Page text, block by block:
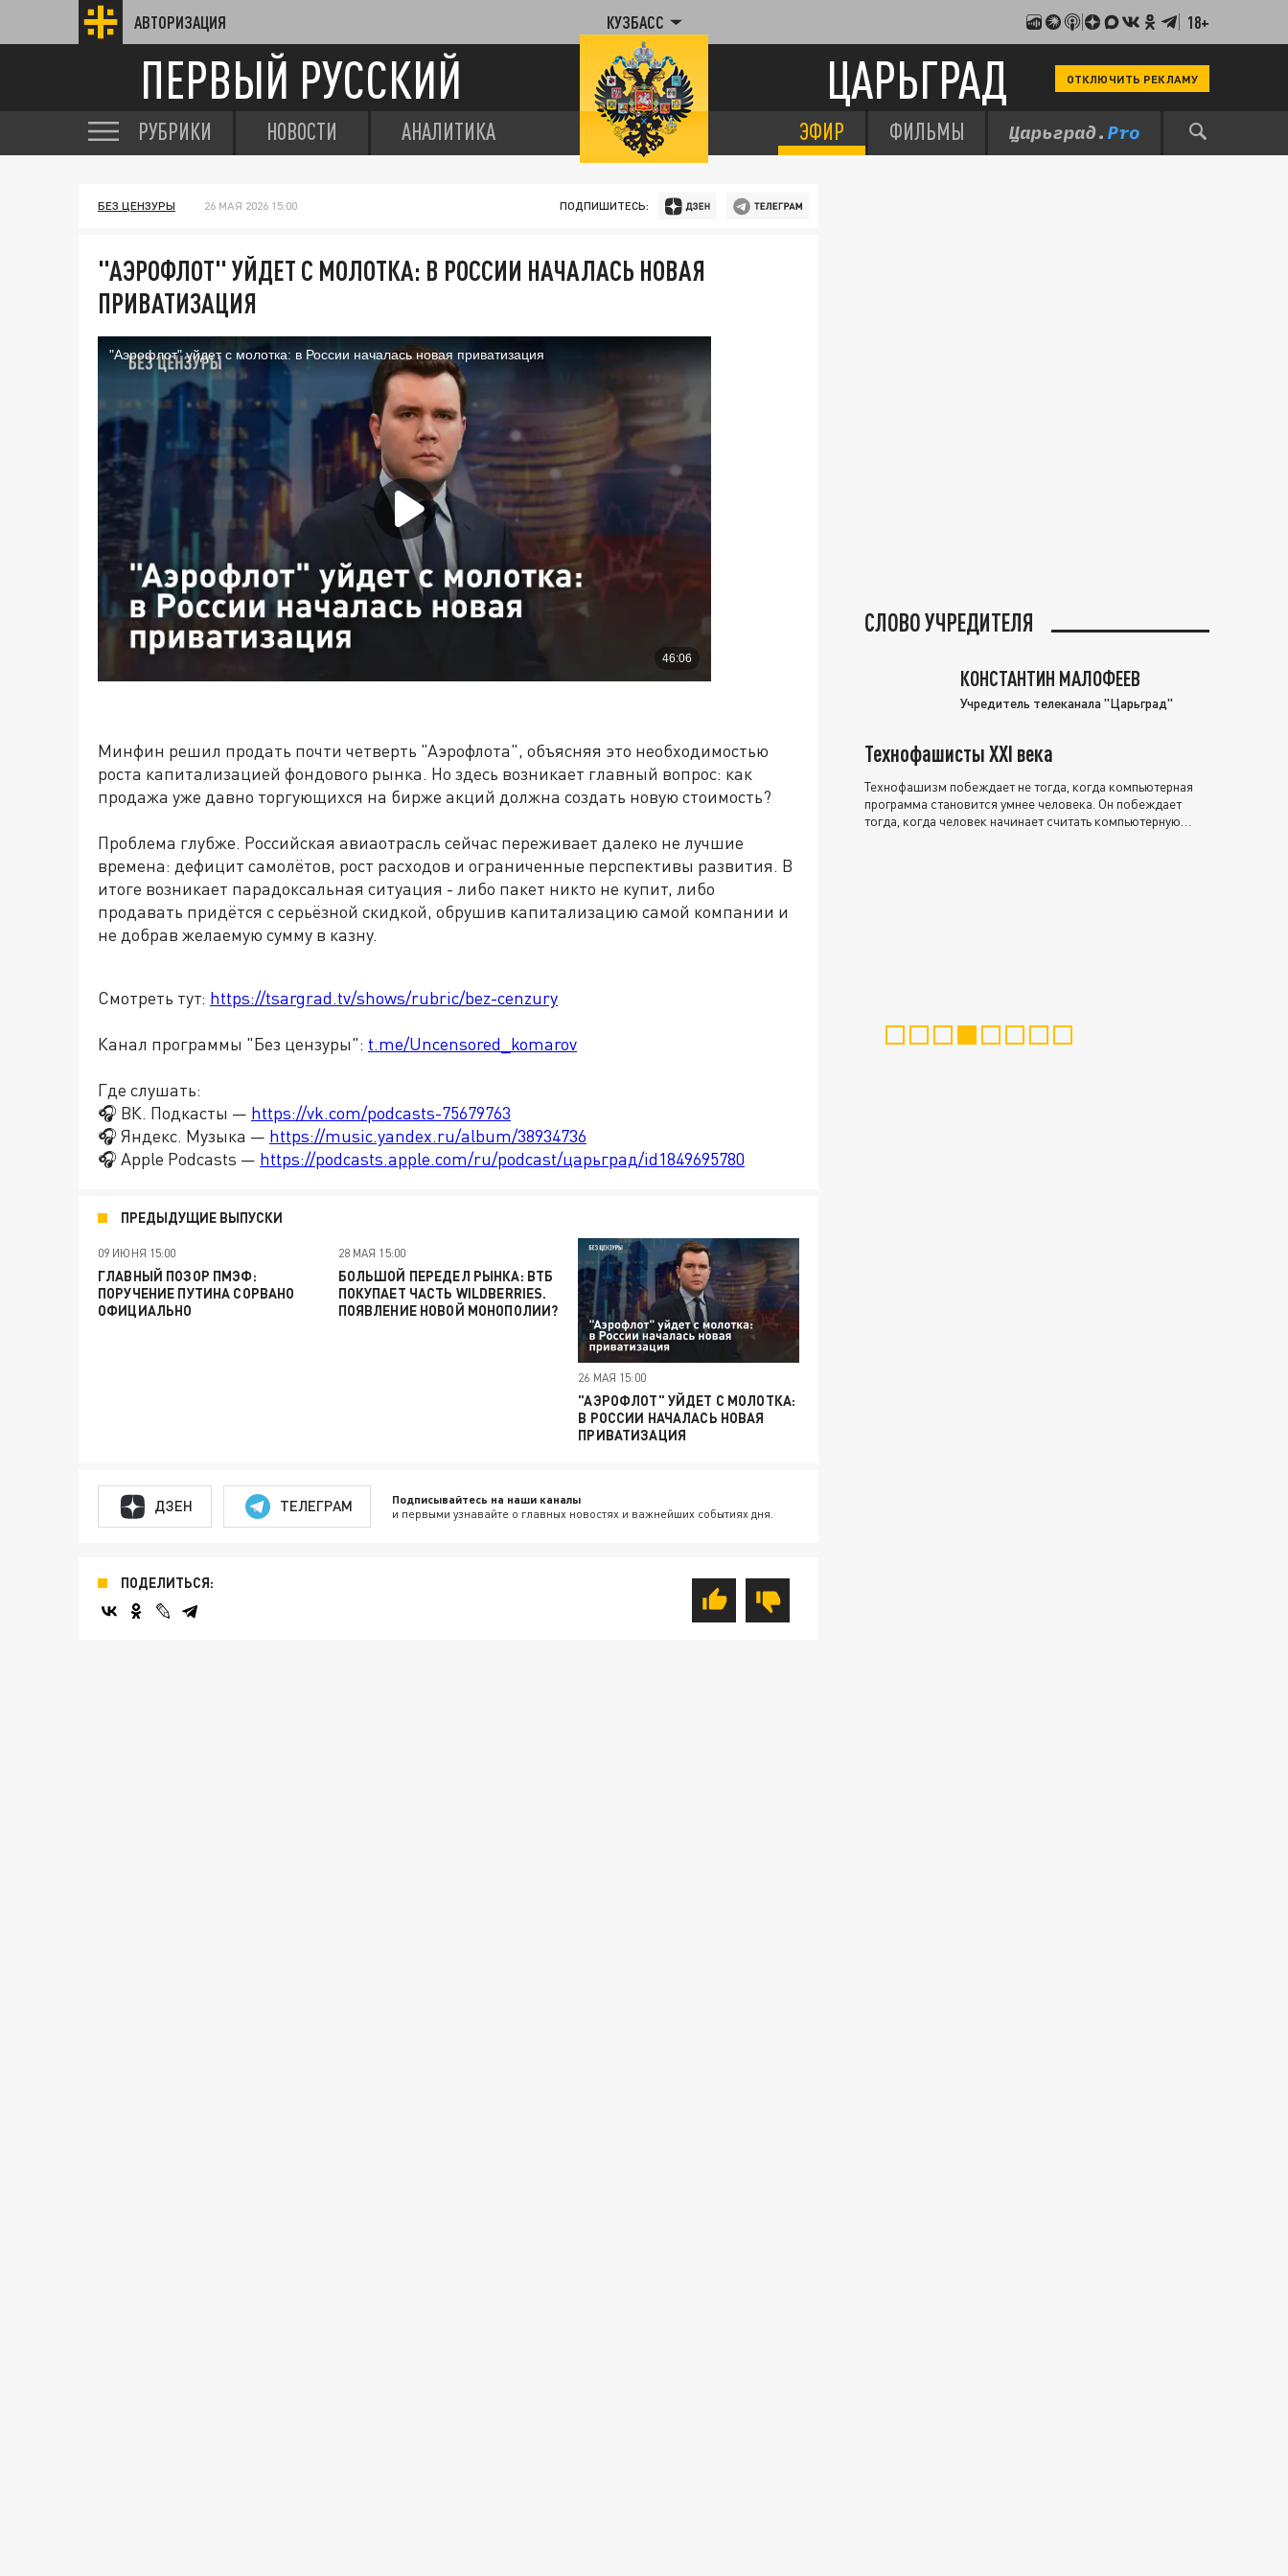
АВТОРИЗАЦИЯ КУЗБАСС 18+
ПЕРВЫЙ РУССКИЙ ЦАРЬГРАД ОТКЛЮЧИТЬ РЕКЛАМУ
РУБРИКИ НОВОСТИ АНАЛИТИКА ЭФИР ФИЛЬМЫ
БЕЗ ЦЕНЗУРЫ 26 МАЯ 2026 15:00 ПОДПИШИТЕСЬ:
"АЭРОФЛОТ" УЙДЕТ С МОЛОТКА: В РОССИИ НАЧАЛАСЬ НОВАЯ
ПРИВАТИЗАЦИЯ
Минфин решил продать почти четверть "Аэрофлота", объясняя это необходимостью
роста капитализацией фондового рынка. Но здесь возникает главный вопрос: как
продажа уже давно торгующихся на бирже акций должна создать новую стоимость?
Проблема глубже. Российская авиаотрасль сейчас переживает далеко не лучшие
времена: дефицит самолётов, рост расходов и ограниченные перспективы развития. В
итоге возникает парадоксальная ситуация - либо пакет никто не купит, либо
продавать придётся с серьёзной скидкой, обрушив капитализацию самой компании и
не добрав желаемую сумму в казну.
Смотреть тут: https://tsargrad.tv/shows/rubric/bez-cenzury
Канал программы "Без цензуры": t.me/Uncensored_komarov
Где слушать:
🎧 ВК. Подкасты — https://vk.com/podcasts-75679763
🎧 Яндекс. Музыка — https://music.yandex.ru/album/38934736
🎧 Apple Podcasts — https://podcasts.apple.com/ru/podcast/царьград/id1849695780
ПРЕДЫДУЩИЕ ВЫПУСКИ
09 ИЮНЯ 15:00
ГЛАВНЫЙ ПОЗОР ПМЭФ:
ПОРУЧЕНИЕ ПУТИНА СОРВАНО
ОФИЦИАЛЬНО
28 МАЯ 15:00
БОЛЬШОЙ ПЕРЕДЕЛ РЫНКА: ВТБ
ПОКУПАЕТ ЧАСТЬ WILDBERRIES.
ПОЯВЛЕНИЕ НОВОЙ МОНОПОЛИИ?
26 МАЯ 15:00
"АЭРОФЛОТ" УЙДЕТ С МОЛОТКА:
В РОССИИ НАЧАЛАСЬ НОВАЯ
ПРИВАТИЗАЦИЯ
ДЗЕН ТЕЛЕГРАМ Подписывайтесь на наши каналы
и первыми узнавайте о главных новостях и важнейших событиях дня.
ПОДЕЛИТЬСЯ:
СЛОВО УЧРЕДИТЕЛЯ
КОНСТАНТИН МАЛОФЕЕВ
Учредитель телеканала "Царьград"
Технофашисты XXI века
Технофашизм побеждает не тогда, когда компьютерная
программа становится умнее человека. Он побеждает
тогда, когда человек начинает считать компьютерную